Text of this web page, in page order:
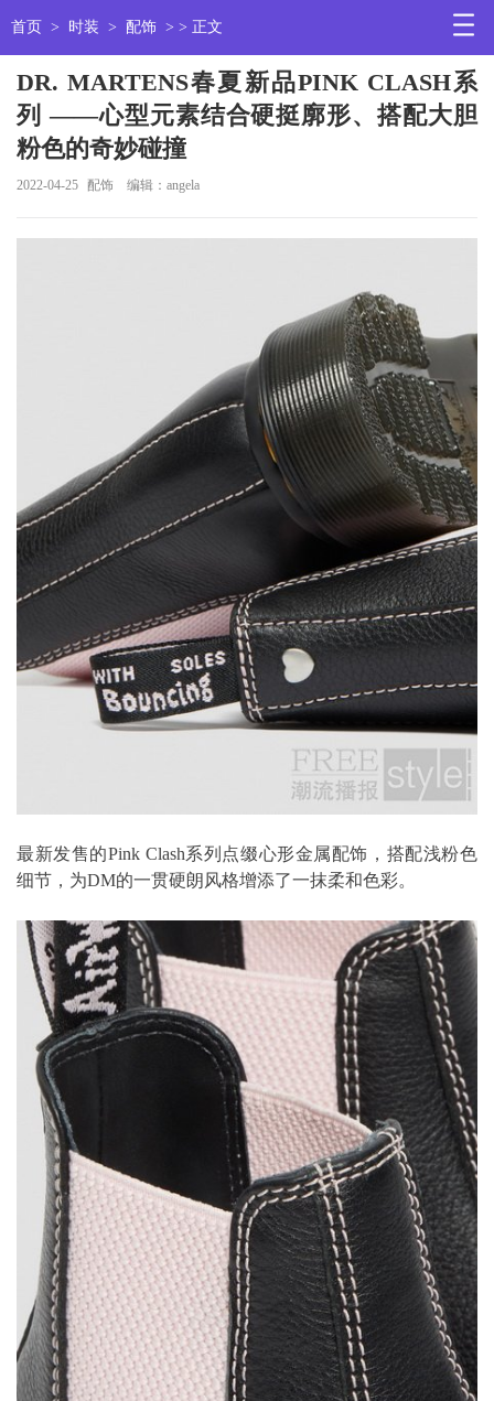
首页 > 时装 > 配饰 > > 正文
DR. MARTENS春夏新品PINK CLASH系
列 ——心型元素结合硬挺廓形、搭配大胆
粉色的奇妙碰撞
2022-04-25 配饰 编辑：angela
最新发售的Pink Clash系列点缀心形金属配饰，搭配浅粉色
细节，为DM的一贯硬朗风格增添了一抹柔和色彩。